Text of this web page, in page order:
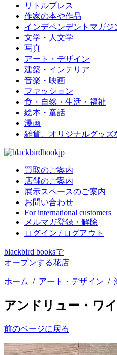
リトルプレス
作家の本や作品
インデペンデントマガジ
文学・人文学
写真
アート・デザイン
建築・インテリア
音楽・映画
ファッション
食・自然・生活・福祉
絵本・童話
漫画
雑貨、オリジナルグッズ
買取のご案内
店舗のご案内
展示スペースのご案内
お問い合わせ
For international customers
メルマガ登録・解除
ログイン / ログアウト
blackbird booksで
オープンする花店
ホーム / アート・デザイン /
アンドリュー・ワ
前のページに戻る